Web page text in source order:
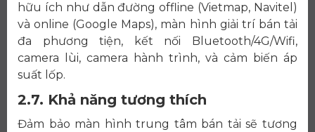
hữu ích như dẫn đường offline (Vietmap, Navitel)
và online (Google Maps), màn hình giải trí bán tải
đa phương tiện, kết nối Bluetooth/4G/Wifi,
camera lùi, camera hành trình, và cảm biến áp
suất lốp.
2.7. Khả năng tương thích
Đảm bảo màn hình trung tâm bán tải sẽ tương